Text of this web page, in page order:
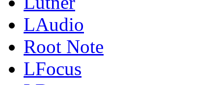
LAudio
Root Note
LFocus